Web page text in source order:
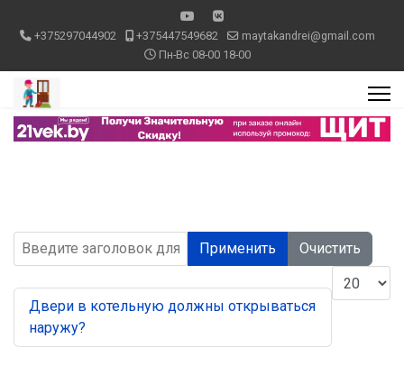
+375297044902 +375447549682
maytakandrei@gmail.com
Пн-Вс 08-00 18-00
Введите заголовок для поиска...Применить
Очистить
Кол-во
Двери в котельную должны открываться
наружу?